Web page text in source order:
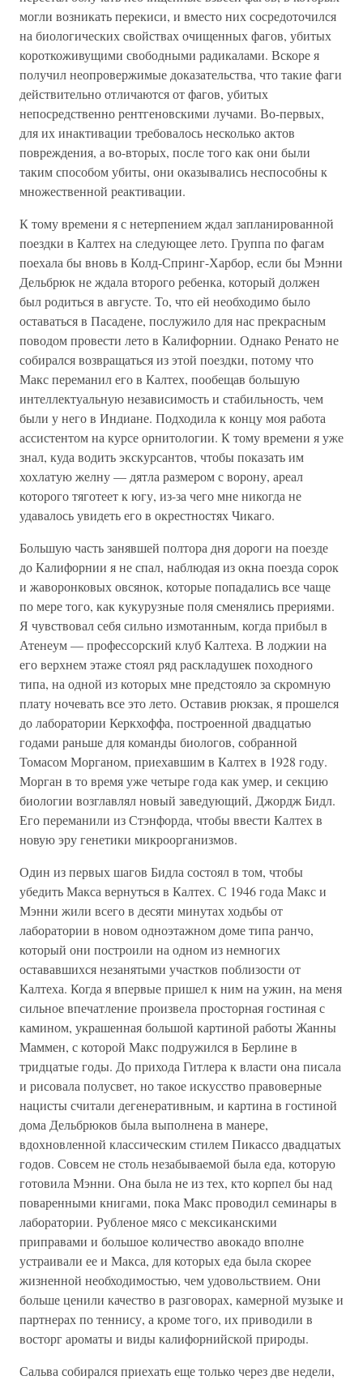
могли возникать перекиси, и вместо них сосредоточился
на биологических свойствах очищенных фагов, убитых
короткоживущими свободными радикалами. Вскоре я
получил неопровержимые доказательства, что такие фаги
действительно отличаются от фагов, убитых
непосредственно рентгеновскими лучами. Во-первых,
для их инактивации требовалось несколько актов
повреждения, а во-вторых, после того как они были
таким способом убиты, они оказывались неспособны к
множественной реактивации.
К тому времени я с нетерпением ждал запланированной
поездки в Калтех на следующее лето. Группа по фагам
поехала бы вновь в Колд-Спринг-Харбор, если бы Мэнни
Дельбрюк не ждала второго ребенка, который должен
был родиться в августе. То, что ей необходимо было
оставаться в Пасадене, послужило для нас прекрасным
поводом провести лето в Калифорнии. Однако Ренато не
собирался возвращаться из этой поездки, потому что
Макс переманил его в Калтех, пообещав большую
интеллектуальную независимость и стабильность, чем
были у него в Индиане. Подходила к концу моя работа
ассистентом на курсе орнитологии. К тому времени я уже
знал, куда водить экскурсантов, чтобы показать им
хохлатую желну — дятла размером с ворону, ареал
которого тяготеет к югу, из-за чего мне никогда не
удавалось увидеть его в окрестностях Чикаго.
Большую часть занявшей полтора дня дороги на поезде
до Калифорнии я не спал, наблюдая из окна поезда сорок
и жаворонковых овсянок, которые попадались все чаще
по мере того, как кукурузные поля сменялись прериями.
Я чувствовал себя сильно измотанным, когда прибыл в
Атенеум — профессорский клуб Калтеха. В лоджии на
его верхнем этаже стоял ряд раскладушек походного
типа, на одной из которых мне предстояло за скромную
плату ночевать все это лето. Оставив рюкзак, я прошелся
до лаборатории Керкхоффа, построенной двадцатью
годами раньше для команды биологов, собранной
Томасом Морганом, приехавшим в Калтех в 1928 году.
Морган в то время уже четыре года как умер, и секцию
биологии возглавлял новый заведующий, Джордж Бидл.
Его переманили из Стэнфорда, чтобы ввести Калтех в
новую эру генетики микроорганизмов.
Один из первых шагов Бидла состоял в том, чтобы
убедить Макса вернуться в Калтех. С 1946 года Макс и
Мэнни жили всего в десяти минутах ходьбы от
лаборатории в новом одноэтажном доме типа ранчо,
который они построили на одном из немногих
остававшихся незанятыми участков поблизости от
Калтеха. Когда я впервые пришел к ним на ужин, на меня
сильное впечатление произвела просторная гостиная с
камином, украшенная большой картиной работы Жанны
Маммен, с которой Макс подружился в Берлине в
тридцатые годы. До прихода Гитлера к власти она писала
и рисовала полусвет, но такое искусство правоверные
нацисты считали дегенеративным, и картина в гостиной
дома Дельбрюков была выполнена в манере,
вдохновленной классическим стилем Пикассо двадцатых
годов. Совсем не столь незабываемой была еда, которую
готовила Мэнни. Она была не из тех, кто корпел бы над
поваренными книгами, пока Макс проводил семинары в
лаборатории. Рубленое мясо с мексиканскими
приправами и большое количество авокадо вполне
устраивали ее и Макса, для которых еда была скорее
жизненной необходимостью, чем удовольствием. Они
больше ценили качество в разговорах, камерной музыке и
партнерах по теннису, а кроме того, их приводили в
восторг ароматы и виды калифорнийской природы.
Сальва собирался приехать еще только через две недели,